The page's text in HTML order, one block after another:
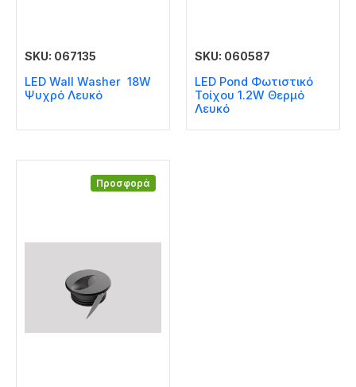
SKU: 067135
LED Wall Washer 18W
Ψυχρό Λευκό
SKU: 060587
LED Pond Φωτιστικό
Τοίχου 1.2W Θερμό
Λευκό
Προσφορά